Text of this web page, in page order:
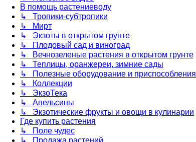
В помощь растениеводу
↳ Тропики-субтропики
↳ Мирт
↳ Экзоты в открытом грунте
↳ Плодовый сад и виноград
↳ Вечнозеленые растения в открытом грунте
↳ Теплицы, оранжереи, зимние сады
↳ Полезные оборудование и приспособления
↳ Коллекции
↳ ЭкзоТека
↳ Апельсины
↳ Экзотические фрукты и овощи в кулинарии
Где купить растения
↳ Поле чудес